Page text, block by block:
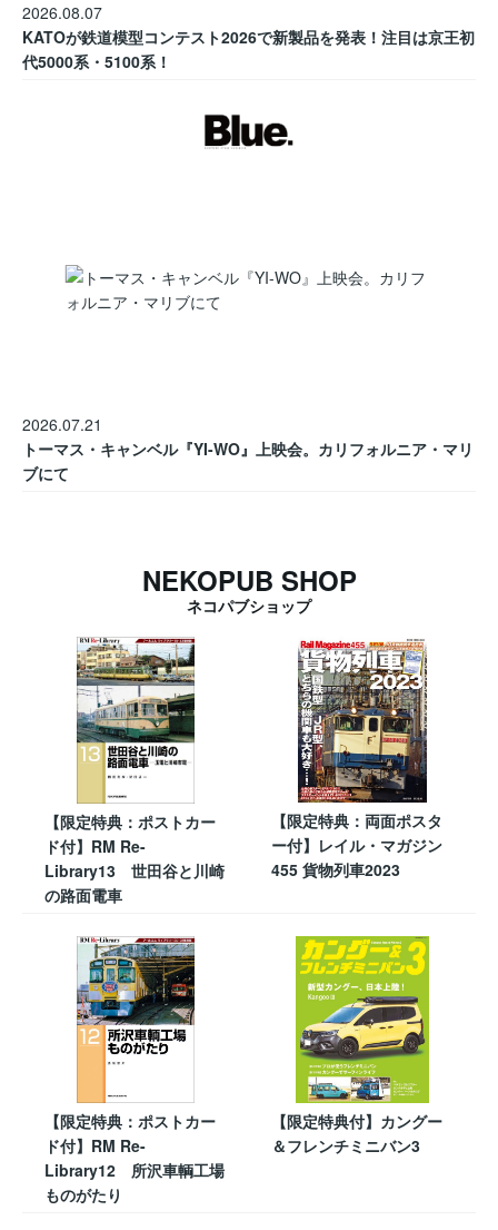
2026.08.07
KATOが鉄道模型コンテスト2026で新製品を発表！注目は京王初
代5000系・5100系！
2026.07.21
トーマス・キャンベル『YI-WO』上映会。カリフォルニア・マリ
ブにて
NEKOPUB SHOP
ネコパブショップ
【限定特典：ポストカー
ド付】RM Re-
Library13 世田谷と川崎
の路面電車
【限定特典：両面ポスタ
ー付】レイル・マガジン
455 貨物列車2023
【限定特典：ポストカー
ド付】RM Re-
Library12 所沢車輌工場
ものがたり
【限定特典付】カングー
＆フレンチミニバン3